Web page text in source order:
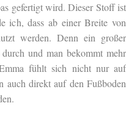
gefertigt wird. Dieser Stoff ist
ich, dass ab einer Breite von
werden. Denn ein großer
und man bekommt mehr
fühlt sich nicht nur auf
auch direkt auf den Fußboden